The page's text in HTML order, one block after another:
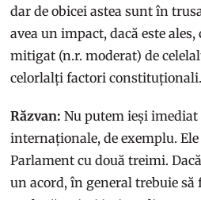
dar de obicei astea sunt în
avea un impact, dacă este
mitigat (n.r. moderat) de
celorlalți factori constituționali.
Răzvan:Nu putem ieși
internaționale, de exemplu.
Parlament cu două treimi.
un acord, în general trebuie